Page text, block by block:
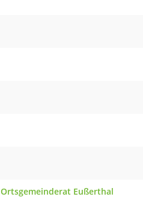
Ortsgemeinderat Eußerthal